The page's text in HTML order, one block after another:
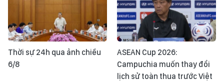
Thời sự 24h qua ảnh chiều
6/8
ASEAN Cup 2026:
Campuchia muốn thay đổi
lịch sử toàn thua trước Việt